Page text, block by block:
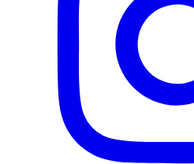
Beschreibung
E-Mail-Adresse (optional)
Formular schliessen